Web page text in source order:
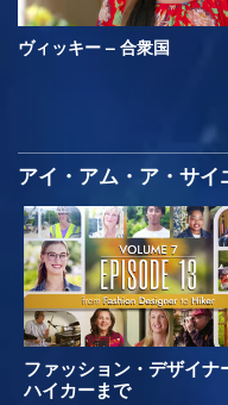
ヴィッキー – 合衆国
アイ・アム・ア・サ
ファッション・デザイナ
ハイカーまで